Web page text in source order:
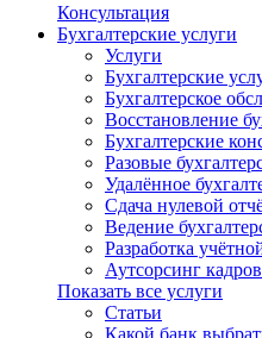
Консультация
Бухгалтерские услуги
Услуги
Бухгалтерские
Бухгалтерское
Восстановление
Бухгалтерские
Разовые
Удалённое
Сдача нулевой
Ведение
Разработка
Аутсорсинг
Показать все услуги
Статьи
Какой банк